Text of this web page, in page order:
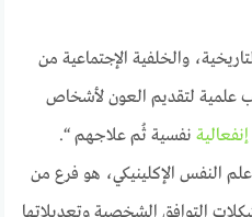
والخلفية الإجتماعية من
علمية لتقديم العون لأشخاص
نفسية ثُم علاجهم “.
النفس الإكلينيكي، هو فرع من